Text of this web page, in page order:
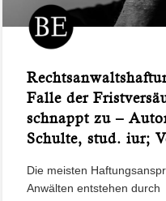
Falle der
schnappt zu –
Schulte, stud. iur;
Die meisten
Anwälten entstehen durch